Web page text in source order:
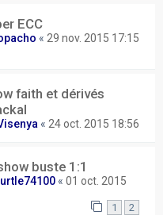
ECC
« 29 nov. 2015 17:15
faith et dérivés
« 24 oct. 2015 18:56
buste 1:1
« 01 oct. 2015
1 2